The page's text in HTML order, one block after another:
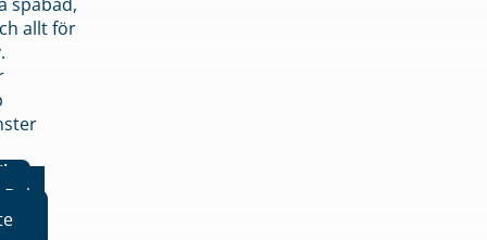
allt för
Boka